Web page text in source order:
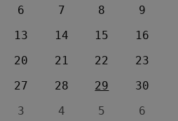
6 7 8
9
13 14 15
16
20 21 22
23
27 28 29
30
3 4 5 6